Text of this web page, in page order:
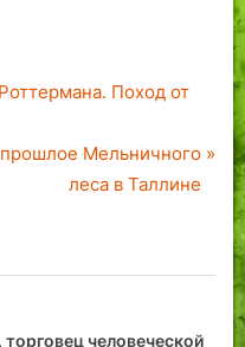
Поход от
Мельничного
леса в Таллине
Леонтьева над